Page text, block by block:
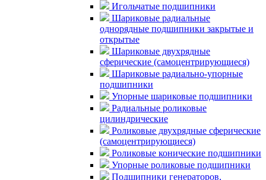
Игольчатые подшипники
Шариковые радиальные
однорядные подшипники закрытые и
открытые
Шариковые двухрядные
сферические (самоцентрирующиеся)
Шариковые радиально-упорные
подшипники
Упорные шариковые подшипники
Радиальные роликовые
цилиндрические
Роликовые двухрядные сферические
(самоцентрирующиеся)
Роликовые конические подшипники
Упорные роликовые подшипники
Подшипники генераторов,